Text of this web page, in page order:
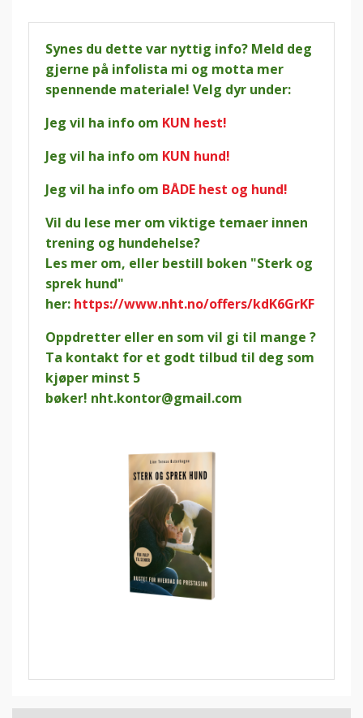
Synes du dette var nyttig info? Meld deg
gjerne på infolista mi og motta mer
spennende materiale! Velg dyr under:
Jeg vil ha info om KUN hest!
Jeg vil ha info om KUN hund!
Jeg vil ha info om BÅDE hest og hund!
Vil du lese mer om viktige temaer innen
trening og hundehelse?
Les mer om, eller bestill boken "Sterk og
sprek hund"
her: https://www.nht.no/offers/kdK6GrKF
Oppdretter eller en som vil gi til mange ?
Ta kontakt for et godt tilbud til deg som
kjøper minst 5
bøker! nht.kontor@gmail.com